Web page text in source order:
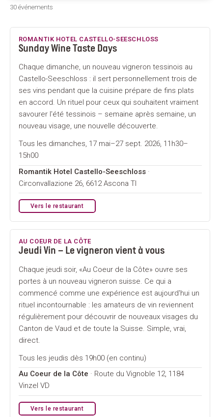
30 événements
ROMANTIK HOTEL CASTELLO-SEESCHLOSS
Sunday Wine Taste Days
Chaque dimanche, un nouveau vigneron tessinois au
Castello-Seeschloss : il sert personnellement trois de
ses vins pendant que la cuisine prépare de fins plats
en accord. Un rituel pour ceux qui souhaitent vraiment
savourer l'été tessinois – semaine après semaine, un
nouveau visage, une nouvelle découverte.
Tous les dimanches, 17 mai–27 sept. 2026, 11h30–
15h00
Romantik Hotel Castello-Seeschloss·
Circonvallazione 26, 6612 Ascona TI
Vers le restaurant
AU COEUR DE LA CÔTE
Jeudi Vin – Le vigneron vient à vous
Chaque jeudi soir, «Au Coeur de la Côte» ouvre ses
portes à un nouveau vigneron suisse. Ce qui a
commencé comme une expérience est aujourd'hui un
rituel incontournable : les amateurs de vin reviennent
régulièrement pour découvrir de nouveaux visages du
Canton de Vaud et de toute la Suisse. Simple, vrai,
direct.
Tous les jeudis dès 19h00 (en continu)
Au Coeur de la Côte · Route du Vignoble 12, 1184
Vinzel VD
Vers le restaurant